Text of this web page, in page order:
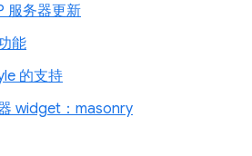
服务器更新
能
的支持
widget：masonry